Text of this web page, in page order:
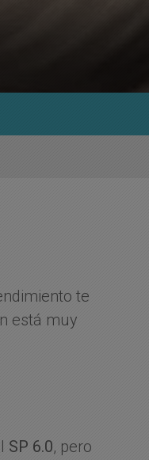
te
está muy
SP 6.0, pero